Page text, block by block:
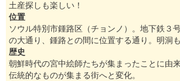
土産探しも楽しい！
位置
ソウル特別市鍾路区（チョンノ）。地下鉄３
の大通り、鍾路との間に位置する通り。明洞
歴史
朝鮮時代の宮中絵師たちが集まったことに由
伝統的なものが集まる街へと変化。